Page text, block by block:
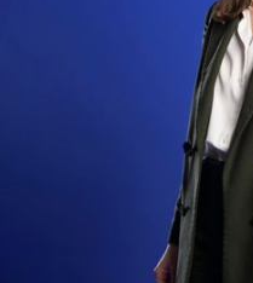
REJOIGNEZ-
BUREAUX
CONTACT